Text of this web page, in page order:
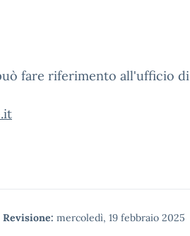
fare riferimento all'ufficio di
Revisione: mercoledì, 19 febbraio 2025